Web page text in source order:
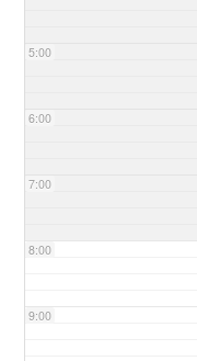
5:00
6:00
7:00
8:00
9:00